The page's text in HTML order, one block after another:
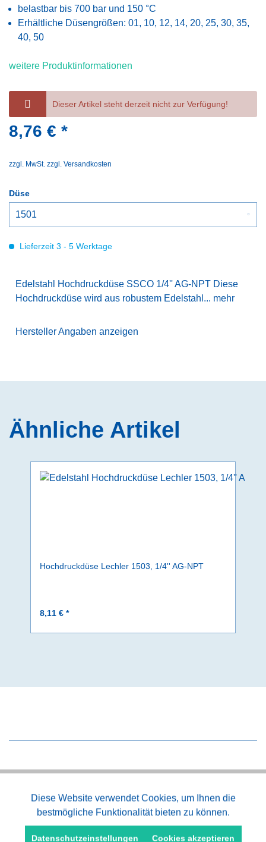
belastbar bis 700 bar und 150 °C
Erhältliche Düsengrößen: 01, 10, 12, 14, 20, 25, 30, 35,
40, 50
weitere Produktinformationen
Dieser Artikel steht derzeit nicht zur Verfügung!
8,76 € *
zzgl. MwSt. zzgl. Versandkosten
Düse
Lieferzeit 3 - 5 Werktage
Edelstahl Hochdruckdüse SSCO 1/4'' AG-NPT Diese
Hochdruckdüse wird aus robustem Edelstahl... mehr
Hersteller Angaben anzeigen
Ähnliche Artikel
Hochdruckdüse Lechler 1503, 1/4'' AG-NPT
8,11 € *
Kauf auf Rechnung
Funktionale Aktiv
Marketing Aktiv
Diese Website verwendet Cookies, um Ihnen die
bestmögliche Funktionalität bieten zu können.
Datenschutzeinstellungen Cookies akzeptieren